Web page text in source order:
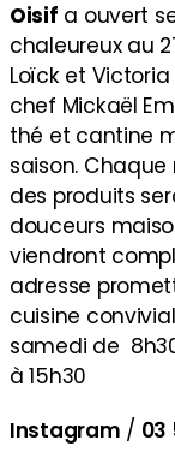
Oisif a ouvert
chaleureux au
Loïck et
chef Mickaël
thé et cantine
saison.
des produits
douceurs
viendront
adresse
cuisine
samedi de
à 15h30
Instagram / 03